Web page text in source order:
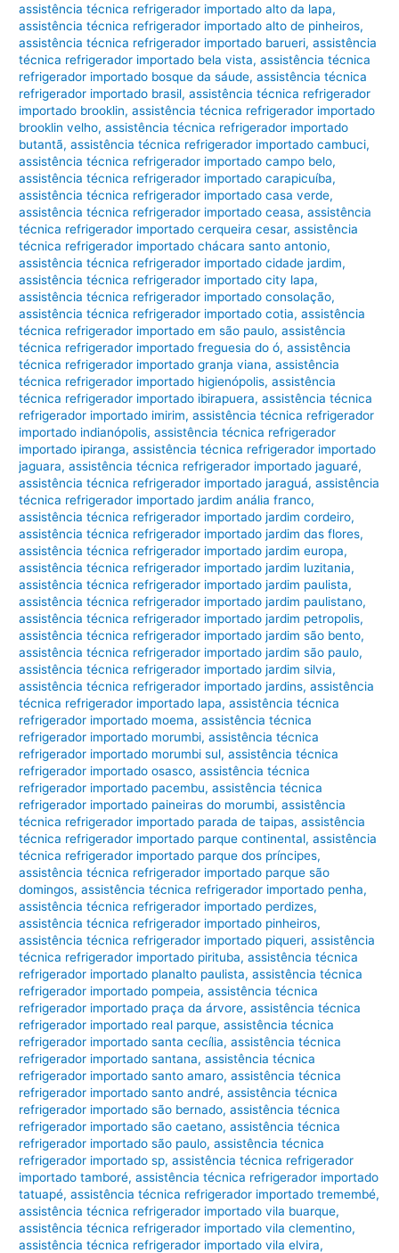
assistência técnica refrigerador importado alto da lapa,
assistência técnica refrigerador importado alto de pinheiros,
assistência técnica refrigerador importado barueri,assistência
técnica refrigerador importado bela vista,assistência técnica
refrigerador importado bosque da sáude,assistência técnica
refrigerador importado brasil,assistência técnica refrigerador
importado brooklin,assistência técnica refrigerador importado
brooklin velho,assistência técnica refrigerador importado
butantã,assistência técnica refrigerador importado cambuci,
assistência técnica refrigerador importado campo belo,
assistência técnica refrigerador importado carapicuíba,
assistência técnica refrigerador importado casa verde,
assistência técnica refrigerador importado ceasa,assistência
técnica refrigerador importado cerqueira cesar,assistência
técnica refrigerador importado chácara santo antonio,
assistência técnica refrigerador importado cidade jardim,
assistência técnica refrigerador importado city lapa,
assistência técnica refrigerador importado consolação,
assistência técnica refrigerador importado cotia,assistência
técnica refrigerador importado em são paulo,assistência
técnica refrigerador importado freguesia do ó,assistência
técnica refrigerador importado granja viana,assistência
técnica refrigerador importado higienópolis,assistência
técnica refrigerador importado ibirapuera,assistência técnica
refrigerador importado imirim,assistência técnica refrigerador
importado indianópolis,assistência técnica refrigerador
importado ipiranga,assistência técnica refrigerador importado
jaguara,assistência técnica refrigerador importado jaguaré,
assistência técnica refrigerador importado jaraguá,assistência
técnica refrigerador importado jardim anália franco,
assistência técnica refrigerador importado jardim cordeiro,
assistência técnica refrigerador importado jardim das flores,
assistência técnica refrigerador importado jardim europa,
assistência técnica refrigerador importado jardim luzitania,
assistência técnica refrigerador importado jardim paulista,
assistência técnica refrigerador importado jardim paulistano,
assistência técnica refrigerador importado jardim petropolis,
assistência técnica refrigerador importado jardim são bento,
assistência técnica refrigerador importado jardim são paulo,
assistência técnica refrigerador importado jardim silvia,
assistência técnica refrigerador importado jardins,assistência
técnica refrigerador importado lapa,assistência técnica
refrigerador importado moema,assistência técnica
refrigerador importado morumbi,assistência técnica
refrigerador importado morumbi sul,assistência técnica
refrigerador importado osasco,assistência técnica
refrigerador importado pacembu,assistência técnica
refrigerador importado paineiras do morumbi,assistência
técnica refrigerador importado parada de taipas,assistência
técnica refrigerador importado parque continental,assistência
técnica refrigerador importado parque dos príncipes,
assistência técnica refrigerador importado parque são
domingos,assistência técnica refrigerador importado penha,
assistência técnica refrigerador importado perdizes,
assistência técnica refrigerador importado pinheiros,
assistência técnica refrigerador importado piqueri,assistência
técnica refrigerador importado pirituba,assistência técnica
refrigerador importado planalto paulista,assistência técnica
refrigerador importado pompeia,assistência técnica
refrigerador importado praça da árvore,assistência técnica
refrigerador importado real parque,assistência técnica
refrigerador importado santa cecília,assistência técnica
refrigerador importado santana,assistência técnica
refrigerador importado santo amaro,assistência técnica
refrigerador importado santo andré,assistência técnica
refrigerador importado são bernado,assistência técnica
refrigerador importado são caetano,assistência técnica
refrigerador importado são paulo,assistência técnica
refrigerador importado sp,assistência técnica refrigerador
importado tamboré,assistência técnica refrigerador importado
tatuapé,assistência técnica refrigerador importado tremembé,
assistência técnica refrigerador importado vila buarque,
assistência técnica refrigerador importado vila clementino,
assistência técnica refrigerador importado vila elvira,